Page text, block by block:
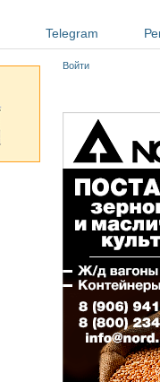
Telegram
Войти